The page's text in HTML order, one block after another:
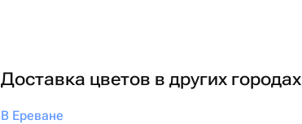
Доставка цветов в других городах
В Ереване